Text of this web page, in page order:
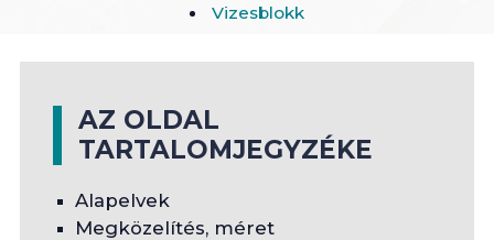
Vizesblokk
AZ OLDAL
TARTALOMJEGYZÉKE
Alapelvek
Megközelítés, méret